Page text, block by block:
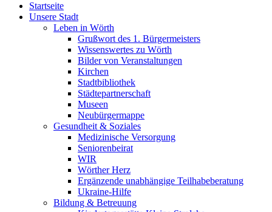
Startseite
Unsere Stadt
Leben in Wörth
Grußwort des 1. Bürgermeisters
Wissenswertes zu Wörth
Bilder von Veranstaltungen
Kirchen
Stadtbibliothek
Städtepartnerschaft
Museen
Neubürgermappe
Gesundheit & Soziales
Medizinische Versorgung
Seniorenbeirat
WIR
Wörther Herz
Ergänzende unabhängige Teilhabeberatung
Ukraine-Hilfe
Bildung & Betreuung